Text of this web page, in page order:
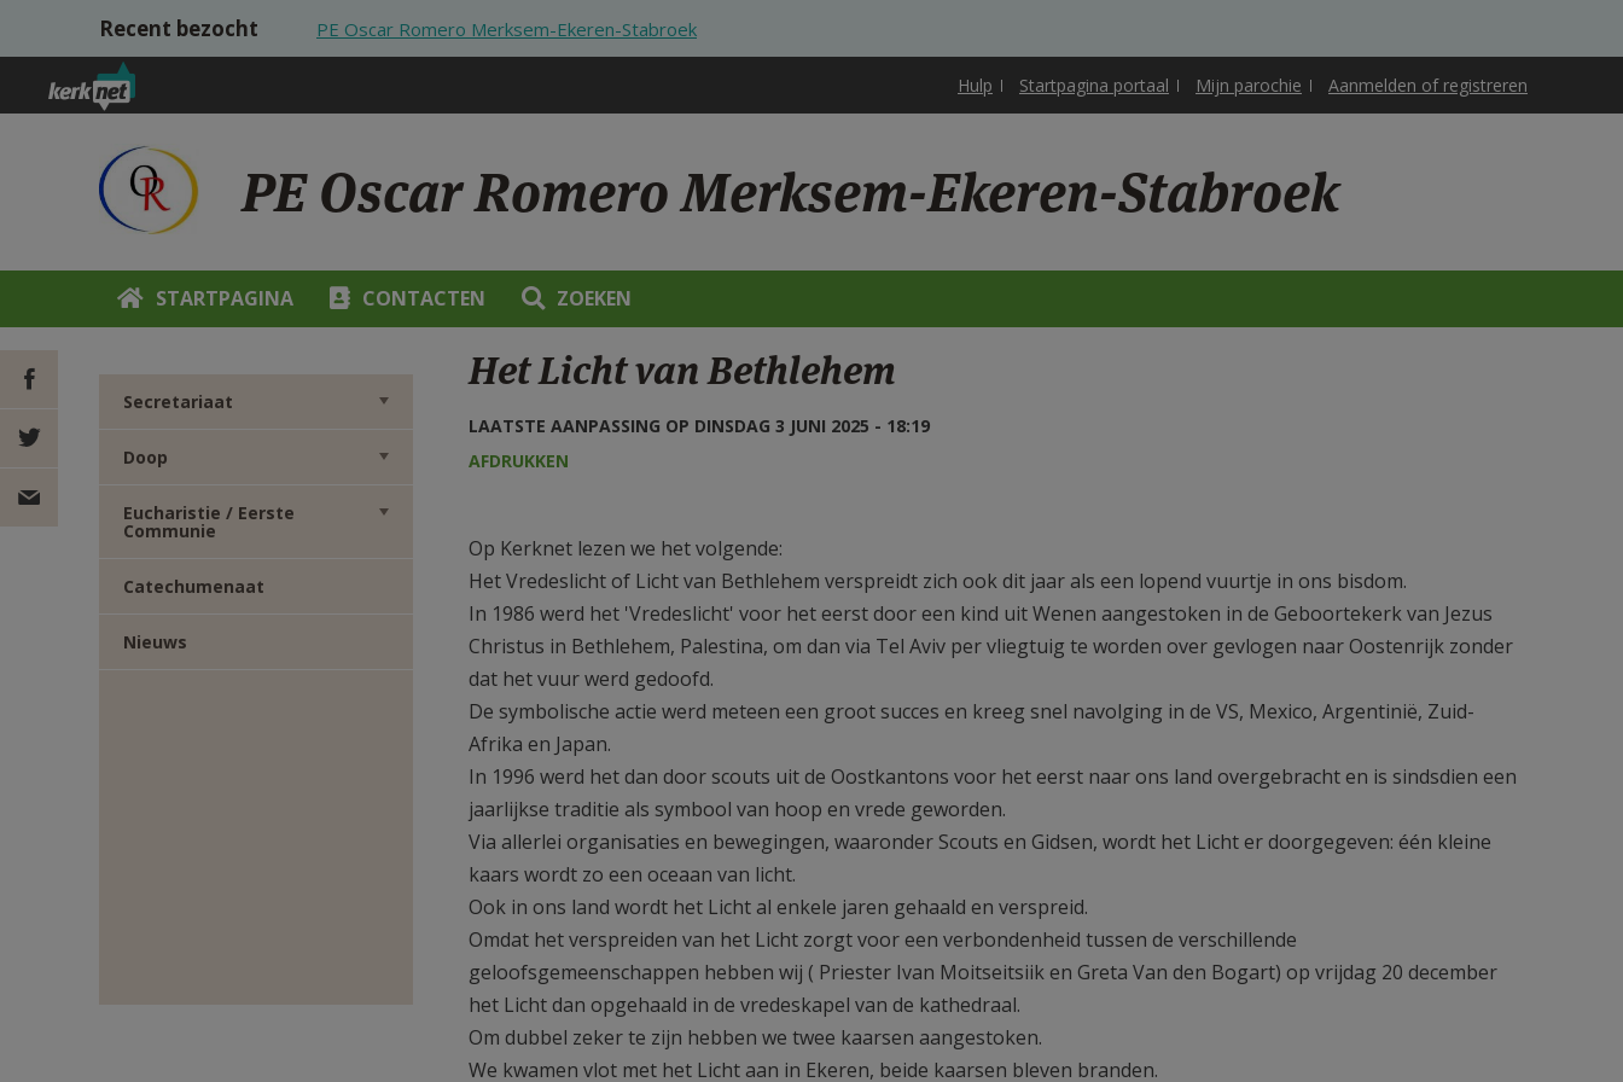
Overslaan en naar de inhoud gaan
Recent bezocht PE Oscar Romero Merksem-Ekeren-Stabroek
Hulp Startpagina portaal Mijn parochie Aanmelden of registreren
PE Oscar Romero Merksem-Ekeren-Stabroek
STARTPAGINA CONTACTEN ZOEKEN
DEEL OP
FACEBOOK
DEEL OP
Secretariaat
Doop
Eucharistie / Eerste
Communie
Catechumenaat
Nieuws
Het Licht van Bethlehem
LAATSTE AANPASSING OP DINSDAG 3 JUNI 2025 - 18:19
AFDRUKKEN
Op Kerknet lezen we het volgende:
Het Vredeslicht of Licht van Bethlehem verspreidt zich ook dit jaar als een lopend vuurtje in ons bisdom.
In 1986 werd het 'Vredeslicht' voor het eerst door een kind uit Wenen aangestoken in de Geboortekerk van Jezus
Christus in Bethlehem, Palestina, om dan via Tel Aviv per vliegtuig te worden over gevlogen naar Oostenrijk zonder
dat het vuur werd gedoofd.
De symbolische actie werd meteen een groot succes en kreeg snel navolging in de VS, Mexico, Argentinië, Zuid-
Afrika en Japan.
In 1996 werd het dan door scouts uit de Oostkantons voor het eerst naar ons land overgebracht en is sindsdien een
jaarlijkse traditie als symbool van hoop en vrede geworden.
Via allerlei organisaties en bewegingen, waaronder Scouts en Gidsen, wordt het Licht er doorgegeven: één kleine
kaars wordt zo een oceaan van licht.
Ook in ons land wordt het Licht al enkele jaren gehaald en verspreid.
Omdat het verspreiden van het Licht zorgt voor een verbondenheid tussen de verschillende
geloofsgemeenschappen hebben wij ( Priester Ivan Moitseitsiik en Greta Van den Bogart) op vrijdag 20 december
het Licht dan opgehaald in de vredeskapel van de kathedraal.
Om dubbel zeker te zijn hebben we twee kaarsen aangestoken.
We kwamen vlot met het Licht aan in Ekeren, beide kaarsen bleven branden.